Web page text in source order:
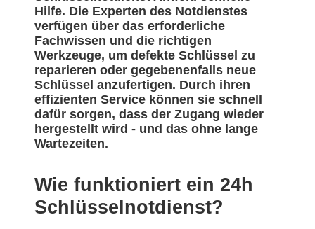
Hilfe. Die Experten des Notdienstes
verfügen über das erforderliche
Fachwissen und die richtigen
Werkzeuge, um defekte Schlüssel zu
reparieren oder gegebenenfalls neue
Schlüssel anzufertigen. Durch ihren
effizienten Service können sie schnell
dafür sorgen, dass der Zugang wieder
hergestellt wird - und das ohne lange
Wartezeiten.
Wie funktioniert ein 24h
Schlüsselnotdienst?